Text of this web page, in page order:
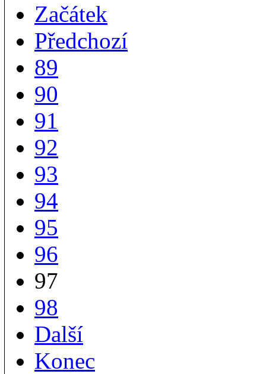
Začátek
Předchozí
89
90
91
92
93
94
95
96
97
98
Další
Konec